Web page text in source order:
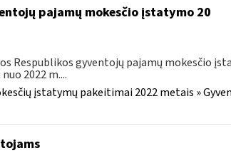
pajamų mokesčio įstatymo 20
Respublikos gyventojų pajamų mokesčio
2022 m....
įstatymų pakeitimai 2022 metais »